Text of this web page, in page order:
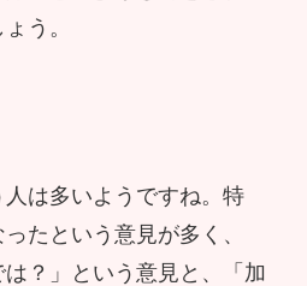
う。
は多いようですね。特
たという意見が多く、
は？」という意見と、「加